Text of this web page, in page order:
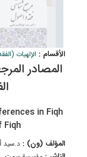
الأقسام : الإلهيات
المصادر
in Fiqh
Fiqh
المؤلف (ون) : د.سيد